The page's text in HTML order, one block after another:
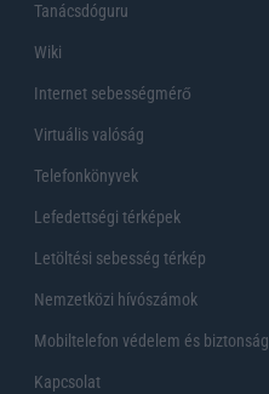
Tanácsdóguru
Wiki
Internet sebességmérő
Virtuális valóság
Telefonkönyvek
Lefedettségi térképek
Letöltési sebesség térkép
Nemzetközi hívószámok
Mobiltelefon védelem és biztonság
Kapcsolat